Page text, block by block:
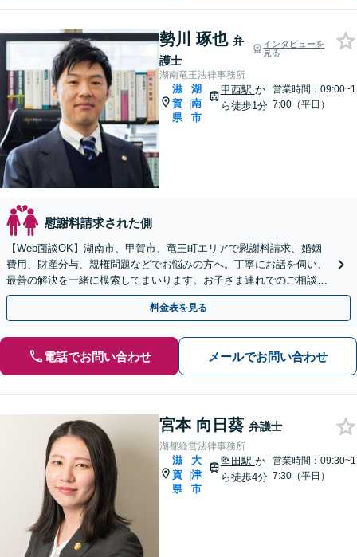
勢川 琢也 弁
護士
インタビューを
見る
湖南竜王法律事務所
滋
賀
県
|
湖
南
市
甲西駅 か
ら徒歩1分
営業時間：09:00~1
7:00（平日）
慰謝料請求された側
【Web面談OK】湖南市、甲賀市、竜王町エリアで慰謝料請求、婚姻
費用、財産分与、親権問題などでお悩みの方へ。丁寧にお話を伺い、
最善の解決を一緒に模索してまいります。お子さま連れでのご相談も
可能です【出張相談OK】【甲西駅1分】
料金表を見る
電話でお問い合わせ メールでお問い合わせ
宮本 向日葵 弁護士
湖都経営法律事務所
滋
賀
県
|
大
津
市
堅田駅 か
ら徒歩4分
営業時間：09:30~1
7:30（平日）